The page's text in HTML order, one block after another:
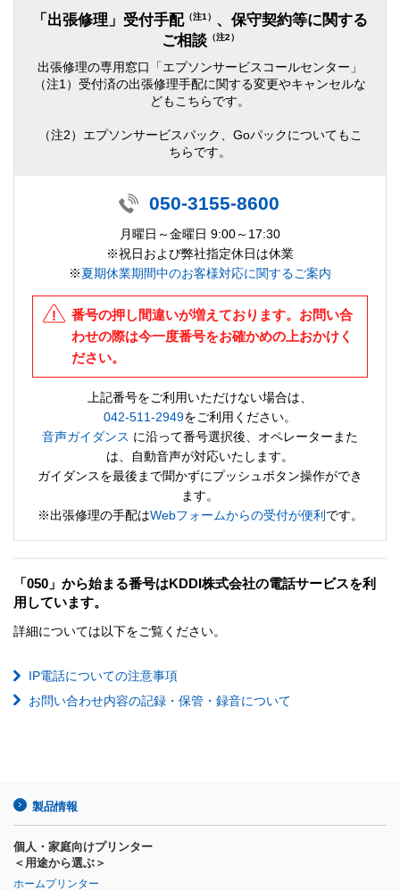
「出張修理」受付手配 （注1） 、保守契約等に関する
ご相談（注2）
出張修理の専用窓口「エプソンサービスコールセンター」
（注1）受付済の出張修理手配に関する変更やキャンセルな
どもこちらです。
（注2）エプソンサービスパック、Goパックについてもこ
ちらです。
050-3155-8600
月曜日～金曜日 9:00～17:30
※祝日および弊社指定休日は休業
※夏期休業期間中のお客様対応に関するご案内
番号の押し間違いが増えております。お問い合
わせの際は今一度番号をお確かめの上おかけく
ださい。
上記番号をご利用いただけない場合は、
042-511-2949をご利用ください。
音声ガイダンス に沿って番号選択後、オペレーターまた
は、自動音声が対応いたします。
ガイダンスを最後まで聞かずにプッシュボタン操作ができ
ます。
※出張修理の手配はWebフォームからの受付が便利 です。
「050」から始まる番号はKDDI株式会社の電話サービスを利
用しています。
詳細については以下をご覧ください。
IP電話についての注意事項
お問い合わせ内容の記録・保管・録音について
製品情報
個人・家庭向けプリンター
＜用途から選ぶ＞
ホームプリンター